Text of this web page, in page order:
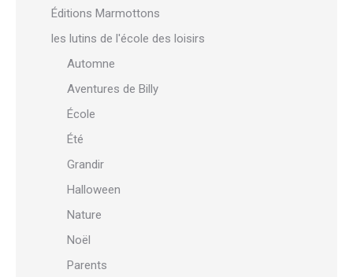
Éditions Marmottons
les lutins de l'école des loisirs
Automne
Aventures de Billy
École
Été
Grandir
Halloween
Nature
Noël
Parents